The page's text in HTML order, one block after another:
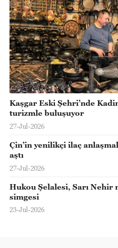
Kaşgar Eski Şehri’nde
turizmle buluşuyor
27-Jul-2026
Çin’in yenilikçi ilaç
aştı
27-Jul-2026
Hukou Şelalesi, Sarı Nehir
simgesi
23-Jul-2026